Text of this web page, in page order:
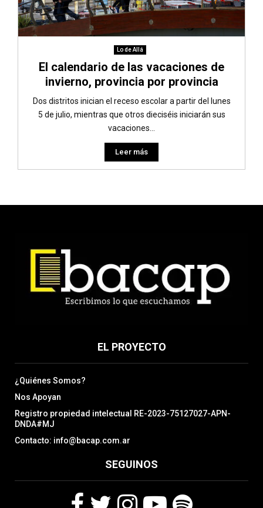
Lo de Allá
El calendario de las vacaciones de
invierno, provincia por provincia
Dos distritos inician el receso escolar a partir del lunes
5 de julio, mientras que otros dieciséis iniciarán sus
vacaciones...
Leer más
EL PROYECTO
¿Quiénes Somos?
Nos Apoyan
Registro propiedad intelectual RE-2023-75127027-APN-
DNDA#MJ
Contacto: info@bacap.com.ar
SEGUINOS